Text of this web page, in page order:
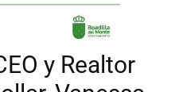
y Realtor